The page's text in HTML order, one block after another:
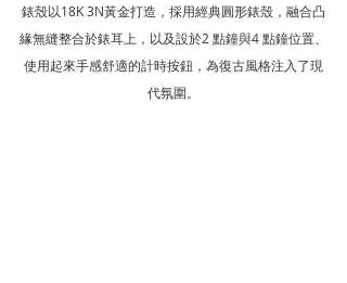
錶殼以18K 3N黃金打造，採用經典圓形錶殼，融合凸
緣無縫整合於錶耳上，以及設於2 點鐘與4 點鐘位置、
使用起來手感舒適的計時按鈕，為復古風格注入了現
代氛圍。